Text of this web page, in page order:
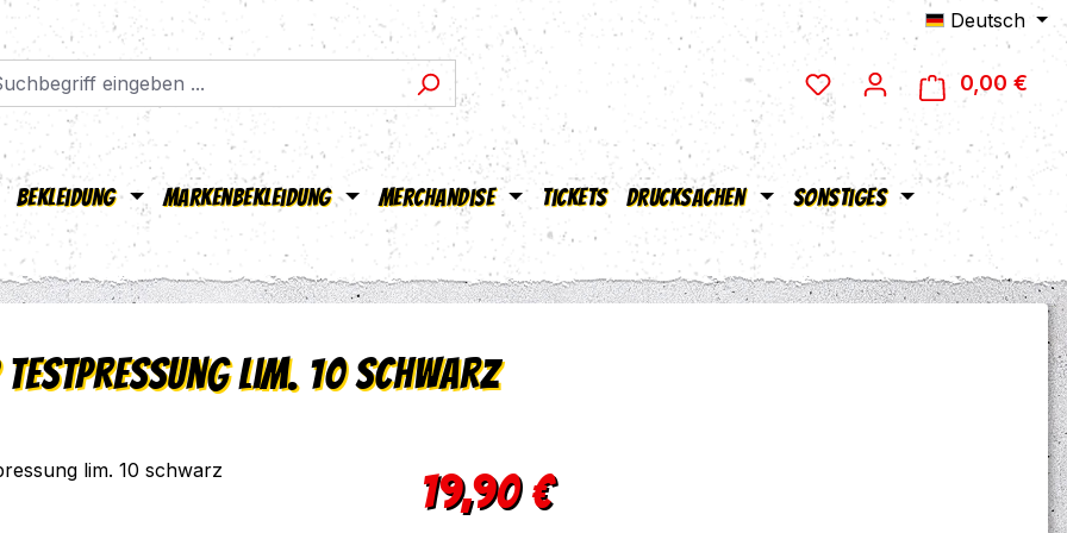
Deutsch
0,00 €
Bekleidung Markenbekleidung Merchandise Tickets Drucksachen Sonstiges
lim. 10 schwarz
Regulärer Preis:
19,90 €